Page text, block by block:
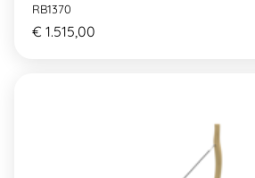
RB1370
€ 1.515,00